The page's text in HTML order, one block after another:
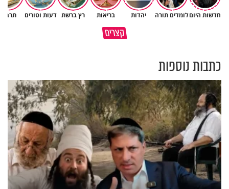
חדשות היוםלומדים תורה יהדות בריאות רץ ברשת דעות וטורים
קצריםמדוע האמונה נמשלה למלח?
גם ׳הרע׳ זה הרחמים של בורא
כתבות נוספות